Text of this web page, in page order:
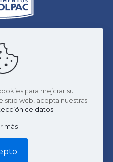
de protección SSL
para proteger sus
COLPAC. Todos los derechos
para mejorar su
sitio web, acepta nuestras
de datos.
más